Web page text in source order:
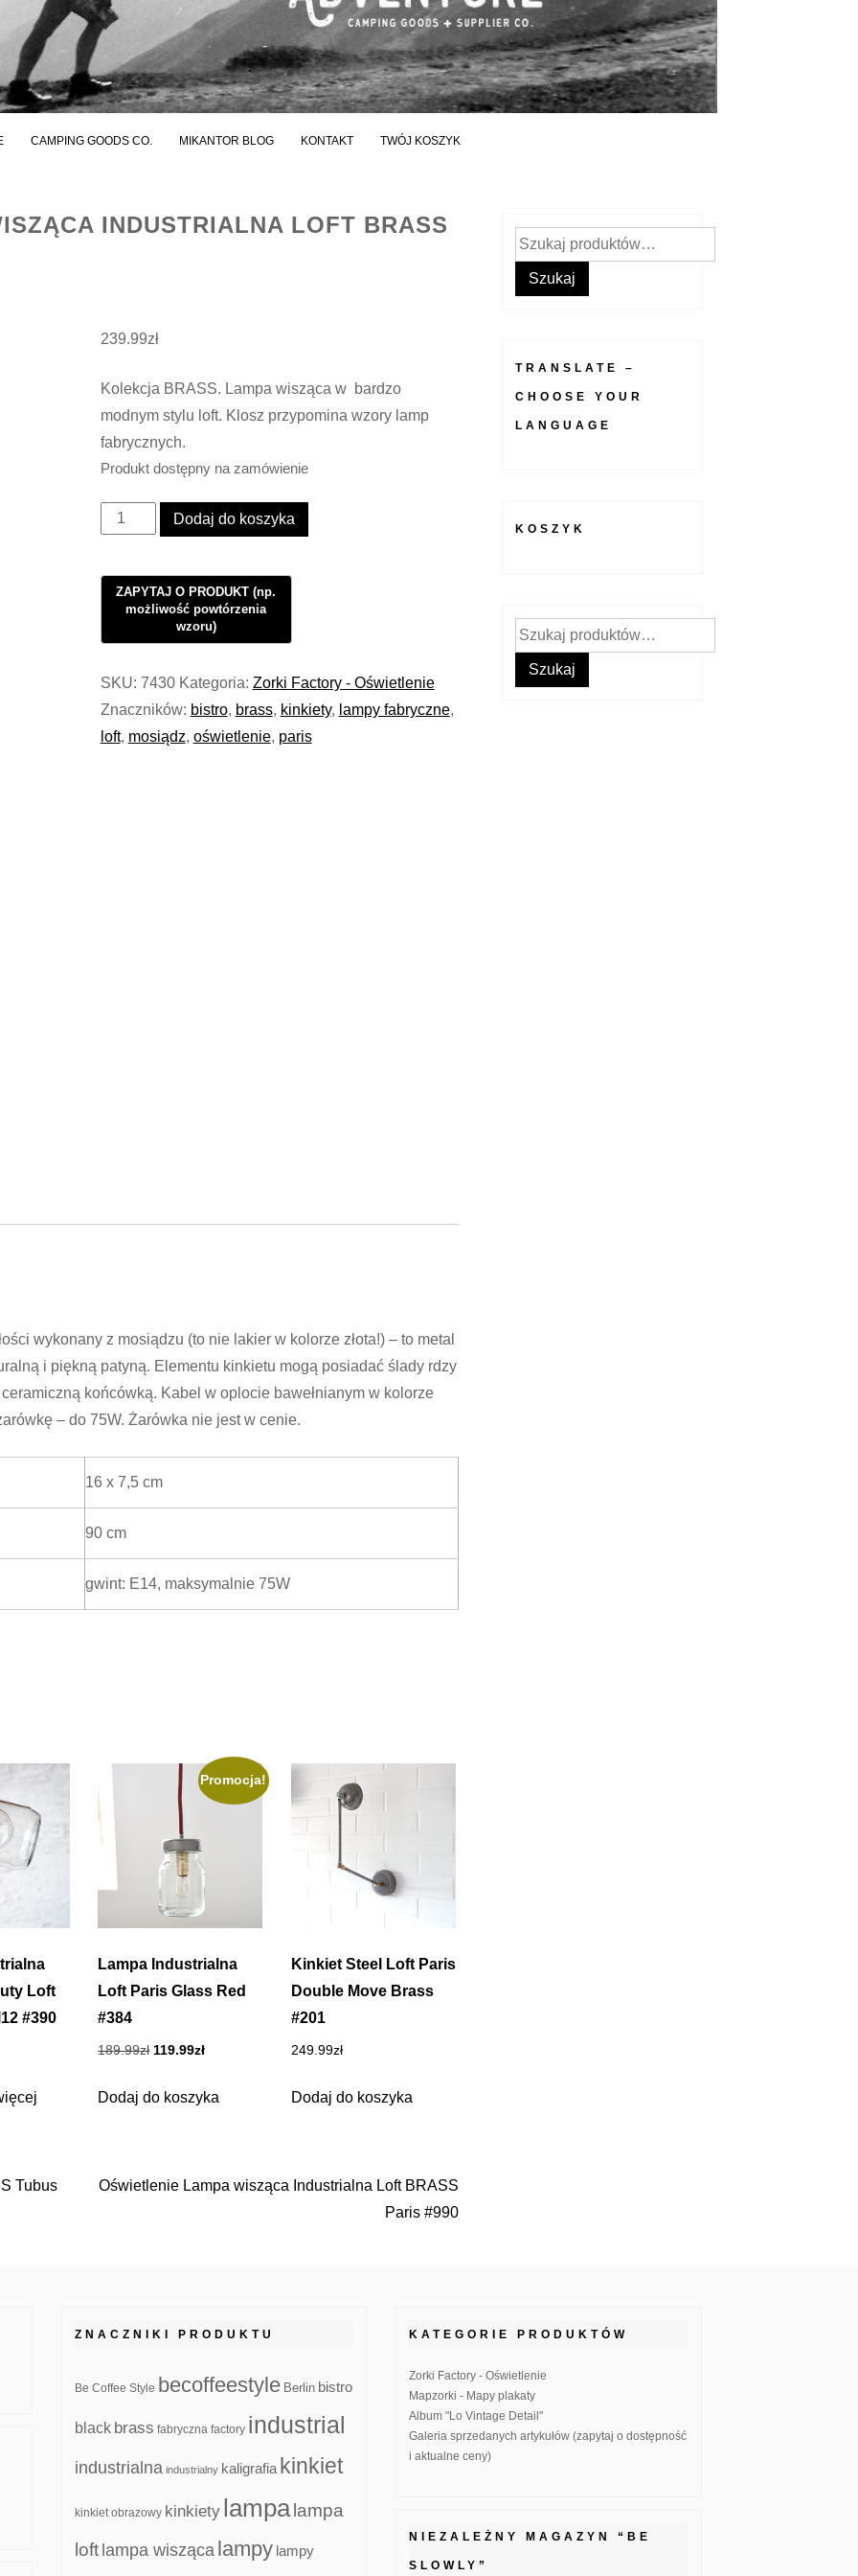
CAMPING GOODS CO. MIKANTOR BLOG KONTAKT TWÓJ KOSZYK
INDUSTRIALNA LOFT BRASS
239.99zł
Kolekcja BRASS. Lampa wisząca w bardzo
modnym stylu loft. Klosz przypomina wzory lamp
fabrycznych.
Produkt dostępny na zamówienie
ilość
Oświetlenie
wisząca
Industrialna
Loft
BRASS
Tubus
#989
Dodaj do koszyka
SKU: 7430 Kategoria: Zorki Factory - Oświetlenie
Znaczników: bistro, brass, kinkiety, lampy fabryczne,
loft, mosiądz, oświetlenie, paris
wykonany z mosiądzu (to nie lakier w kolorze złota!) – to metal
i piękną patyną. Elementu kinkietu mogą posiadać ślady rdzy
końcówką. Kabel w oplocie bawełnianym w kolorze
– do 75W. Żarówka nie jest w cenie.
16 x 7,5 cm
90 cm
gwint: E14, maksymalnie 75W
Loft
#390
Promocja!
Lampa Industrialna
Loft Paris Glass Red
#384
189.99zł Pierwotna
wynosiła:
119.99złAktualna
wynosi:
Dodaj do koszyka
Kinkiet Steel Loft Paris
Double Move Brass
#201
249.99zł
Dodaj do koszyka
Tubus
Oświetlenie Lampa wisząca Industrialna Loft BRASS
Paris #990
Szukaj:
Szukaj
TRANSLATE –
CHOOSE YOUR
LANGUAGE
KOSZYK
Szukaj:
Szukaj
ZNACZNIKI PRODUKTU
Be Coffee Style becoffeestyle Berlin bistro
black brass fabryczna factory industrial
industrialna industrialny kaligrafia kinkiet
kinkiet obrazowy kinkiety lampa lampa
loft lampa wisząca lampy lampy
KATEGORIE PRODUKTÓW
Zorki Factory - Oświetlenie
Mapzorki - Mapy plakaty
Album "Lo Vintage Detail"
Galeria sprzedanych artykułów (zapytaj o dostępność
i aktualne ceny)
NIEZALEŻNY MAGAZYN “BE
SLOWLY”